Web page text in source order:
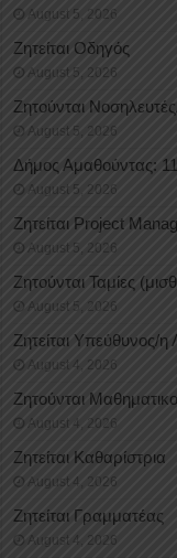
August 5, 2026
Ζητείται Οδηγός
August 5, 2026
Ζητούνται
August 5, 2026
Δήμος Αμαθούντας:
August 5, 2026
Ζητείται Project
August 5, 2026
Ζητούνται Ταμίες
August 5, 2026
Ζητείται Υπεύθυνος/η
August 4, 2026
Ζητούνται
August 4, 2026
Ζητείται Καθαρίστρια
August 4, 2026
Ζητείται Γραμματέας
August 4, 2026